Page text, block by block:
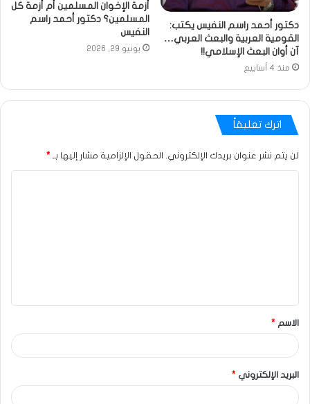
دكتور أحمد راسم النفيس يكتب:
القومية العربية والبعث العربي…
آن أوان البعث الإسلامي!!
منذ 4 أسابيع
أزمة الإخوان المسلمين أم أزمة كل
المسلمين؟ دكتور أحمد راسم
النفيس
يونيو 29, 2026
اترك تعليقاً
لن يتم نشر عنوان بريدك الإلكتروني. الحقول الإلزامية مشار إليها بـ *
الاسم *
البريد الإلكتروني *